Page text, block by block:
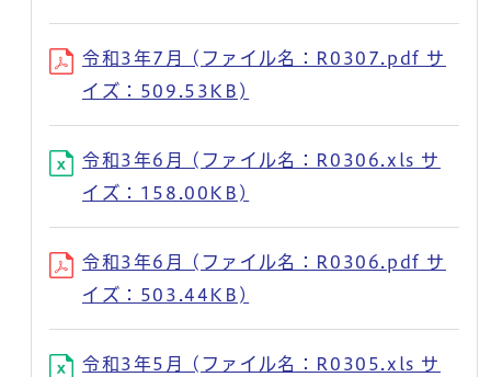
令和3年7月 (ファイル名：R0307.pdf サ
イズ：509.53KB)
令和3年6月 (ファイル名：R0306.xls サ
イズ：158.00KB)
令和3年6月 (ファイル名：R0306.pdf サ
イズ：503.44KB)
令和3年5月 (ファイル名：R0305.xls サ